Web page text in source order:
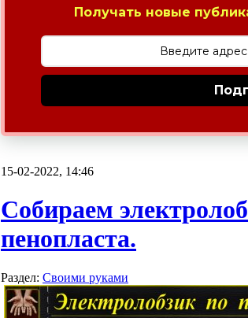
Получать новые
15-02-2022, 14:46
Собираем
пенопласта.
Раздел: Своими руками